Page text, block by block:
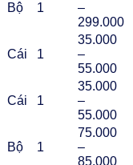
Bộ 1
–
299.000
Cái 1
35.000
–
55.000
Cái 1
35.000
–
55.000
Bộ 1
75.000
–
85.000